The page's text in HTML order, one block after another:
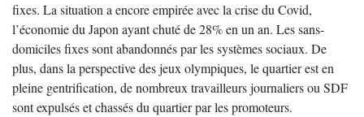
fixes. La situation a encore empirée avec la crise du Covid,
l’économie du Japon ayant chuté de 28% en un an. Les sans-
domiciles fixes sont abandonnés par les systèmes sociaux. De
plus, dans la perspective des jeux olympiques, le quartier est en
pleine gentrification, de nombreux travailleurs journaliers ou SDF
sont expulsés et chassés du quartier par les promoteurs.